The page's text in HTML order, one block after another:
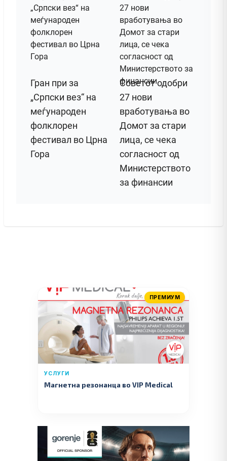
Гран при за
„Српски вез“ на
меѓународен
фолклорен
фестивал во Црна
Гора
Советот одобри
27 нови
вработувања во
Домот за стари
лица, се чека
согласност од
Министерството
за финансии
ПРЕМИУМ
УСЛУГИ
Магнетна резонанца во VIP Medical